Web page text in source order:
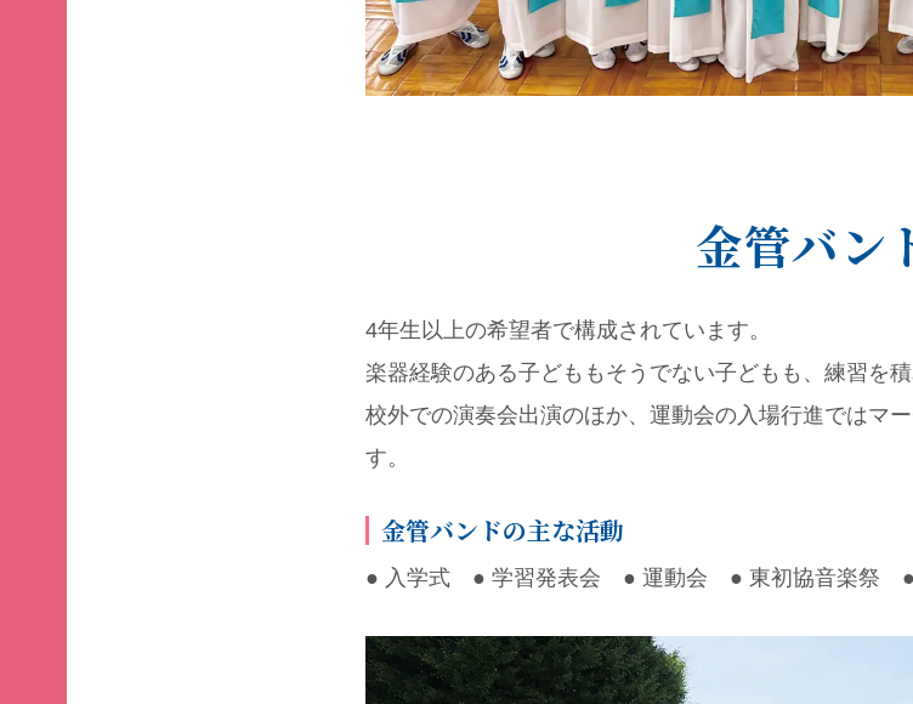
金管バン
4年生以上の希望者で構成されています。
楽器経験のある子どももそうでない子どもも、練習を
校外での演奏会出演のほか、運動会の入場行進ではマ
す。
金管バンドの主な活動
● 入学式 ● 学習発表会 ● 運動会 ● 東初協音楽祭 ●